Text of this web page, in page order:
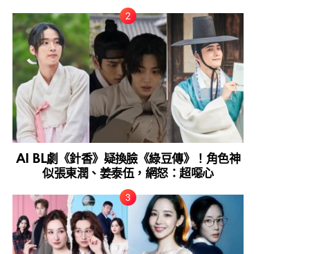
AI BL劇《針香》疑換臉《綠豆傳》！角色神
似張東潤、姜泰伍，網怒：超噁心